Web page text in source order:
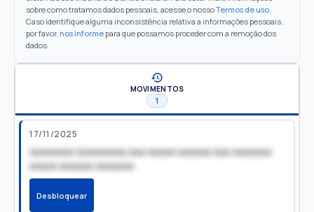
sobre como tratamos dados pessoais, acesse o nossoTermos de uso.
Caso identifique alguma inconsistência relativa a informações pessoais,
por favor, nos informe para que possamos proceder com a remoção dos
dados.
MOVIMENTOS
1
17/11/2025
xxxxxxxx xxxxxxxxx xxx xxxxx xxxxxx xxx xxxxxxx
xxxxx xxxxxx xxxxxxx
Desbloquear